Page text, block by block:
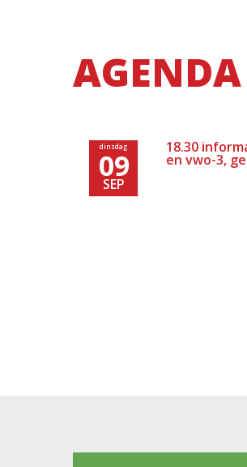
AGENDA
dinsdag
09
SEP
18.30
en vwo-3,